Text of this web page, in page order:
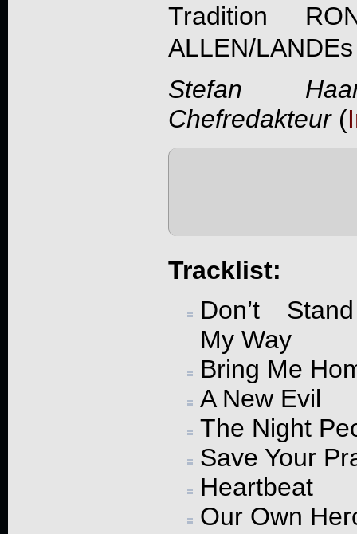
Tradition
ALLEN/
Stefan
Chefredakteur(
Tracklist:
Don’t
My Way
Bring Me
A New Evil
The Night
Save Your
Heartbeat
Our Own